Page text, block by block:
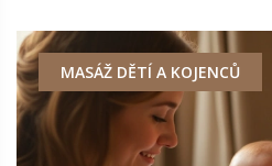
MASÁŽ DĚTÍ A KOJENCŮ